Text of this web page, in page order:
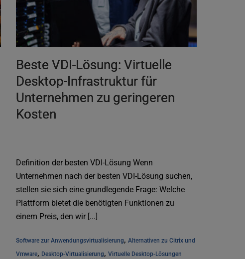
Beste VDI-Lösung: Virtuelle
Desktop-Infrastruktur für
Unternehmen zu geringeren
Kosten
Definition der besten VDI-Lösung Wenn
Unternehmen nach der besten VDI-Lösung suchen,
stellen sie sich eine grundlegende Frage: Welche
Plattform bietet die benötigten Funktionen zu
einem Preis, den wir [...]
Software zur Anwendungsvirtualisierung, Alternativen zu Citrix und
Vmware, Desktop-Virtualisierung, Virtuelle Desktop-Lösungen